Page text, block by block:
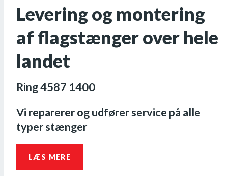
Levering og montering
af flagstænger over hele
landet
Ring 4587 1400
Vi reparerer og udfører service på alle
typer stænger
LÆS MERE